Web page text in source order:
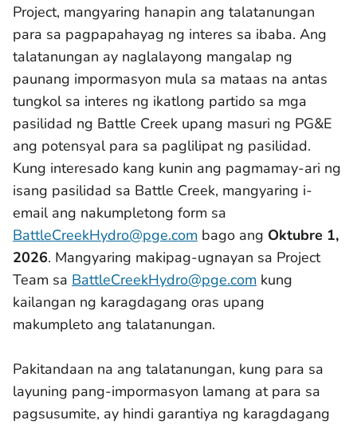
Project, mangyaring hanapin ang talatanungan
para sa pagpapahayag ng interes sa ibaba. Ang
talatanungan ay naglalayong mangalap ng
paunang impormasyon mula sa mataas na antas
tungkol sa interes ng ikatlong partido sa mga
pasilidad ng Battle Creek upang masuri ng PG&E
ang potensyal para sa paglilipat ng pasilidad.
Kung interesado kang kunin ang pagmamay-ari ng
isang pasilidad sa Battle Creek, mangyaring i-
email ang nakumpletong form sa
BattleCreekHydro@pge.com bago ang Oktubre 1,
2026. Mangyaring makipag-ugnayan sa Project
Team sa BattleCreekHydro@pge.com kung
kailangan ng karagdagang oras upang
makumpleto ang talatanungan.
Pakitandaan na ang talatanungan, kung para sa
layuning pang-impormasyon lamang at para sa
pagsusumite, ay hindi garantiya ng karagdagang